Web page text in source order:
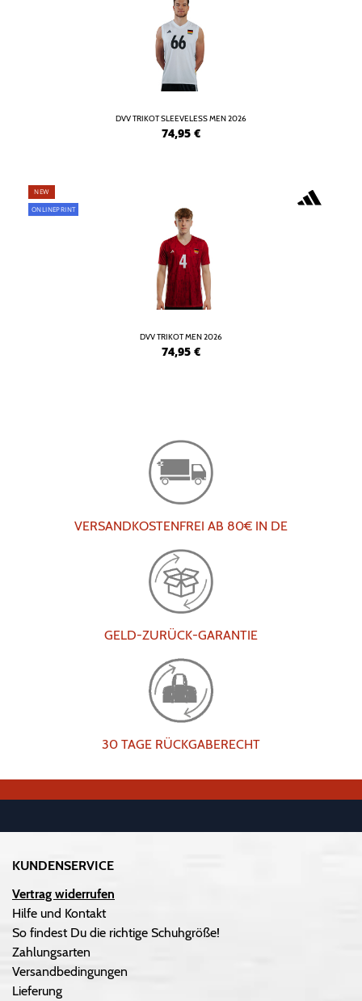
DVV TRIKOT SLEEVELESS MEN 2026
74,95 €
NEW
ONLINEPRINT
DVV TRIKOT MEN 2026
74,95 €
VERSANDKOSTENFREI AB 80€ IN DE
GELD-ZURÜCK-GARANTIE
30 TAGE RÜCKGABERECHT
KUNDENSERVICE
Vertrag widerrufen
Hilfe und Kontakt
So findest Du die richtige Schuhgröße!
Zahlungsarten
Versandbedingungen
Lieferung